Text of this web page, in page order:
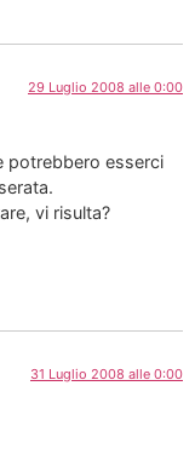
29 Luglio 2008 alle 0:00
potrebbero esserci
vi risulta?
31 Luglio 2008 alle 0:00